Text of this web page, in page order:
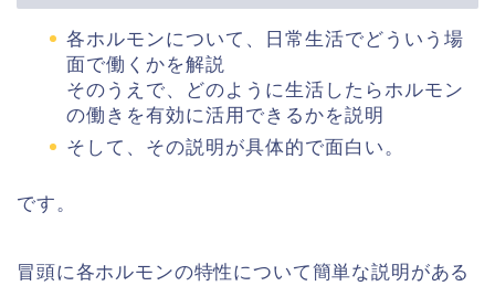
各ホルモンについて、日常生活でどういう場
面で働くかを解説
そのうえで、どのように生活したらホルモン
の働きを有効に活用できるかを説明
そして、その説明が具体的で面白い。
です。
冒頭に各ホルモンの特性について簡単な説明がある